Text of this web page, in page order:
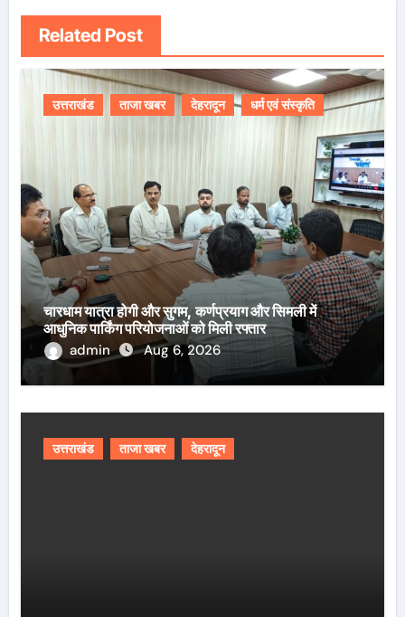
Related Post
उत्तराखंड ताजा खबर देहरादून धर्म एवं संस्कृति
चारधाम यात्रा होगी और सुगम, कर्णप्रयाग और सिमली में
आधुनिक पार्किंग परियोजनाओं को मिली रफ्तार
admin
Aug 6, 2026
उत्तराखंड ताजा खबर देहरादून